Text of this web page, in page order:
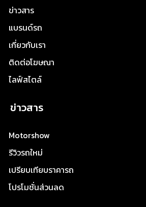
ข่าวสาร
แบรนด์รถ
เกี่ยวกับเรา
ติดต่อโฆษณา
ไลฟ์สไตล์
ข่าวสาร
Motorshow
รีวิวรถใหม่
เปรียบเทียบราคารถ
โปรโมชั่นส่วนลด